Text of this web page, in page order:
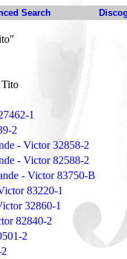
Search
1
2
- Victor 32858-2
- Victor 82588-2
- Victor 83750-B
83220-1
32860-1
82840-2
2